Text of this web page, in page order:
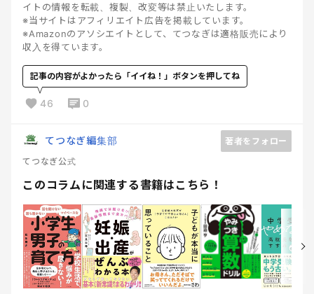
イトの情報を転載、複製、改変等は禁止いたします。
※当サイトはアフィリエイト広告を掲載しています。
※Amazonのアソシエイトとして、てつなぎは適格販売により
収入を得ています。
記事の内容がよかったら「イイね！」ボタンを押してね
46 0
てつなぎ編集部
著者をフォロー
てつなぎ公式
このコラムに関連する書籍はこちら！